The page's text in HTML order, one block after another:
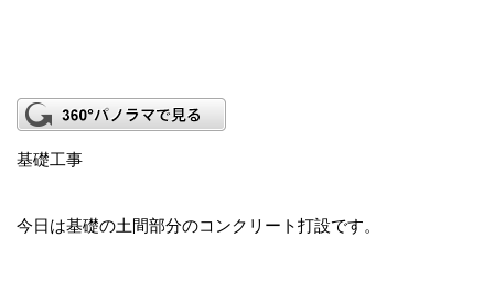
基礎工事
今日は基礎の土間部分のコンクリート打設です。